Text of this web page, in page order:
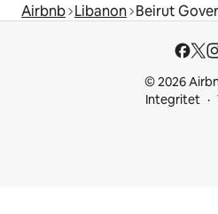
Airbnb Libanon Beirut
© 2026
Integritet